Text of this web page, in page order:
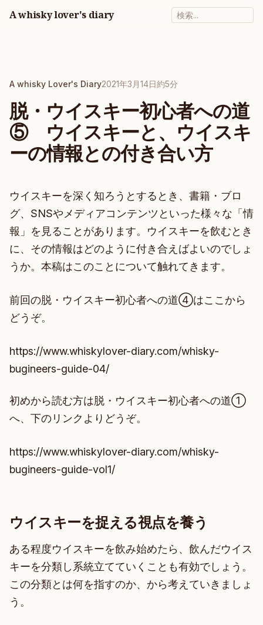
A whisky lover's diary
A whisky Lover's Diary2021年3月14日約5分
脱・ウイスキー初心者への道
⑤ ウイスキーと、ウイスキ
ーの情報との付き合い方
ウイスキーを深く知ろうとするとき、書籍・ブロ
グ、SNSやメディアコンテンツといった様々な「情
報」を見ることがあります。ウイスキーを飲むとき
に、その情報はどのように付き合えばよいのでしょ
うか。本稿はこのことについて触れてきます。
前回の脱・ウイスキー初心者への道④はここから
どうぞ。
https://www.whiskylover-diary.com/whisky-
bugineers-guide-04/
初めから読む方は脱・ウイスキー初心者への道①
へ、下のリンクよりどうぞ。
https://www.whiskylover-diary.com/whisky-
bugineers-guide-vol1/
ウイスキーを捉える視点を養う
ある程度ウイスキーを飲み始めたら、飲んだウイス
キーを分類し系統立てていくことも有効でしょう。
この分類とは何を指すのか、から考えていきましょ
う。